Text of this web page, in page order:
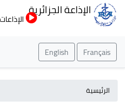
إلى
الإذاعة الجزائرية
الإذاعات
Français
English
الرئيسية